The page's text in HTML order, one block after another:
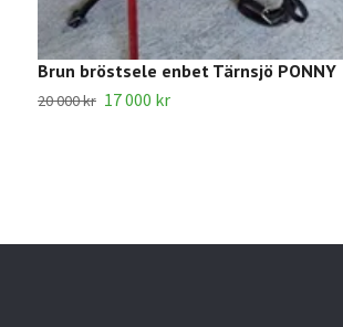
Brun bröstsele enbet Tärnsjö PONNY
20 000 kr 17 000 kr